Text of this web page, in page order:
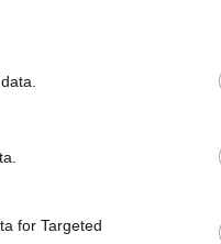
for Targeted
ore al
falsariga
è un
che ci
gente possa
va